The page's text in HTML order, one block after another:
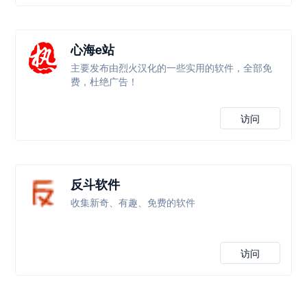
心海e站
主要发布由烈火汉化的一些实用的软件，全部免
费，杜绝广告！
访问
反斗软件
收集新奇、有趣、免费的软件
访问